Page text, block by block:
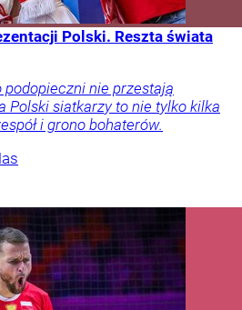
Polski. Reszta świata
nie przestają
Polski siatkarzy to nie tylko kilka
i grono bohaterów.